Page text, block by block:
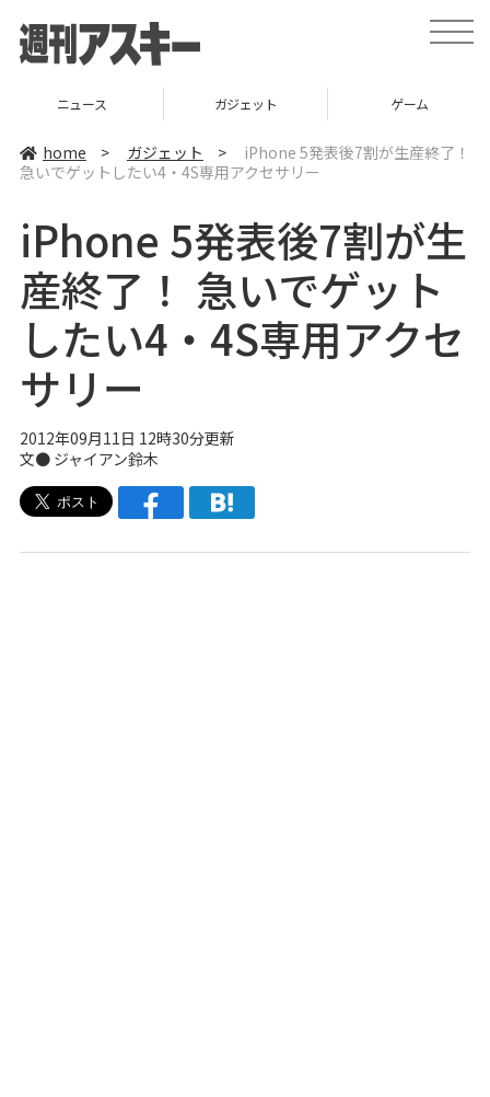
t
o
i
o
ニュース ガジェット ゲーム
home > ガジェット >
iPhone 5発表後7割が生産終了！
急いでゲットしたい4・4S専用アクセサリー
iPhone 5発表後7割が生
産終了！ 急いでゲット
したい4・4S専用アクセ
サリー
2012年09月11日 12時30分更新
文● ジャイアン鈴木